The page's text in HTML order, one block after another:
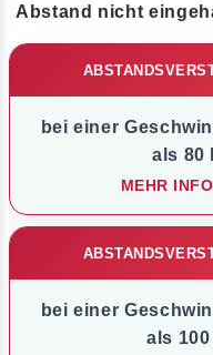
Abstand nicht
bei einer
als 80
MEHR
bei einer
als